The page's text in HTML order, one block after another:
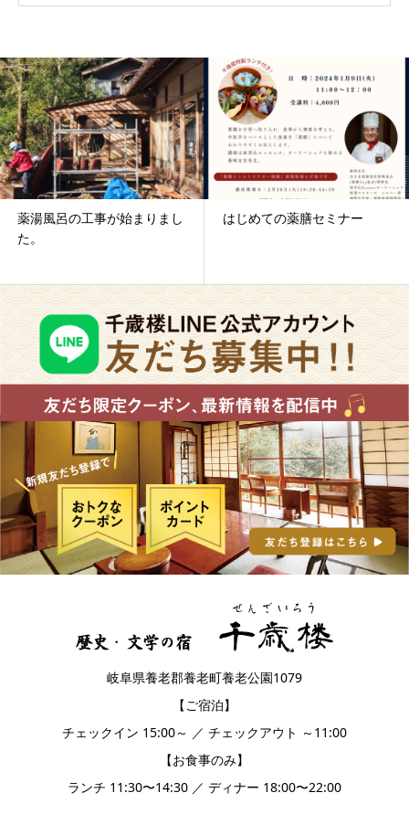
薬湯風呂の工事が始まりまし
た。
はじめての薬膳セミナー
岐阜県養老郡養老町養老公園1079
【ご宿泊】
チェックイン 15:00～ ／ チェックアウト ～11:00
【お食事のみ】
ランチ 11:30〜14:30 ／ ディナー 18:00〜22:00